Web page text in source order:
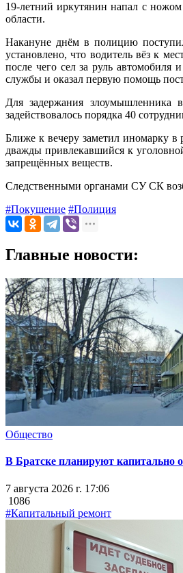
19-летний иркутянин напал с
области.
Накануне днём в полицию
установлено, что водитель вёз к
после чего сел за руль
службы и оказал первую помощь
Для задержания злоумышленника
задействовалось порядка 40
Ближе к вечеру заметил иномарку в
дважды привлекавшийся к
запрещённых веществ.
Следственными органами СУ СК
#Покушение #Полиция
Главные новости:
Общество
В Братске планируют капитально
7 августа 2026 г. 17:06
1086
#Капитальный ремонт